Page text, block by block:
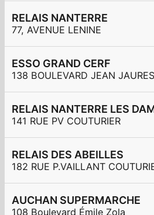
RELAIS NANTERRE
77, AVENUE LENINE
ESSO GRAND CERF
138 BOULEVARD JEAN JAURES
RELAIS NANTERRE LES
141 RUE PV COUTURIER
RELAIS DES ABEILLES
182 RUE P.VAILLANT
AUCHAN SUPERMARCHE
108 Boulevard Émile Zola